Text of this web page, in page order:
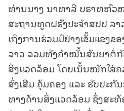
ທ່ານນາງ ນາທາລີ ບຣາທຫົວ
ສະຖານທູດຝຣັ່ງປະຈໍາສປປ ລ
ເຖິງການຮ່ວມມືຢ່າງເຂັ້ມແຂງຂ
ລາວ ລວມທັງຄໍາໝັ້ນສັນຍາຕໍ່
ສິ່ງແວດລ້ອມ ໂດຍເນັ້ນໜັກໃສ່
ສົ່ງເສີມ ຄຸ້ມຄອງ ແລະ ຮັບປະກັ
ທາງດ້ານສິ່ງແວດລ້ອມ ຊຶ່ງສະ